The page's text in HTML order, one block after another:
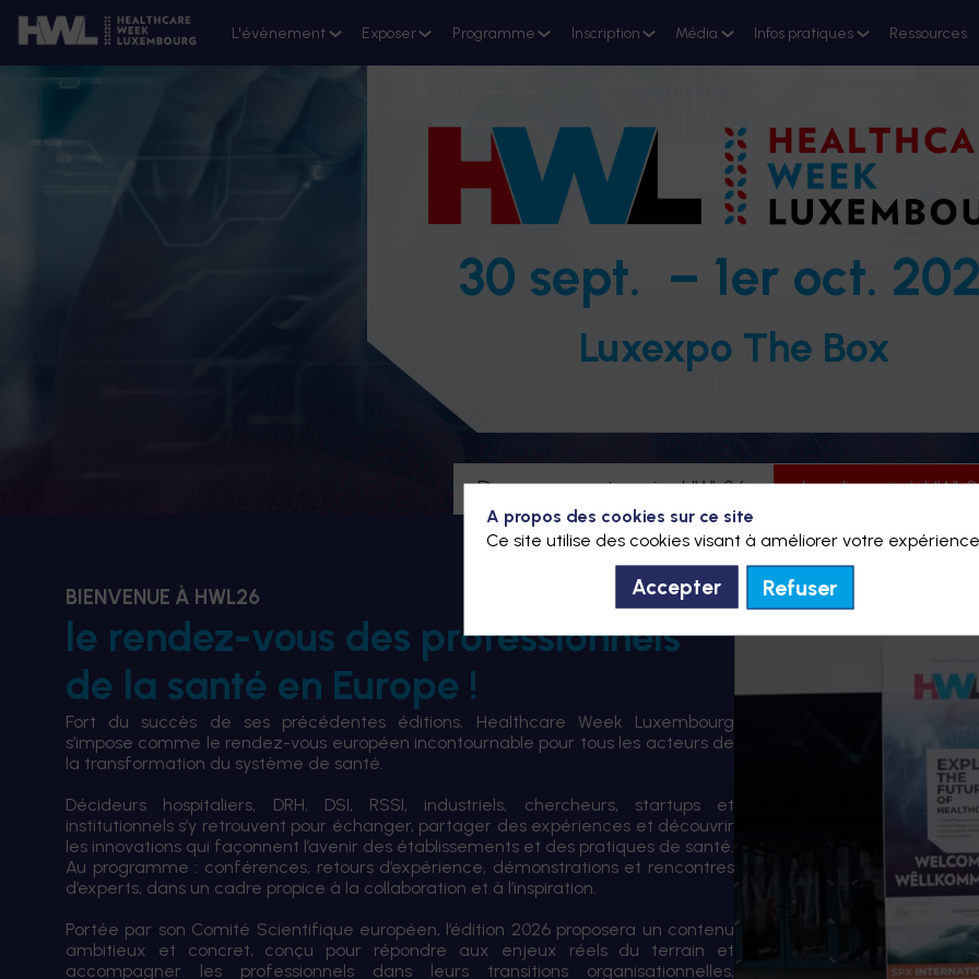
L'évènement Exposer Programme Inscription Média Infos pratiques Ressources
30 sept. – 1er oct.
Luxexpo The Box
Devenez partenaire HWL26 Je m'inscris à
BIENVENUE À HWL26
le rendez-vous des professionnels
de la santé en Europe !
Fort du succès de ses précédentes éditions, Healthcare Week Luxembourg
s’impose comme le rendez-vous européen incontournable pour tous les acteurs de
la transformation du système de santé.
Décideurs hospitaliers, DRH, DSI, RSSI, industriels, chercheurs, startups et
institutionnels s’y retrouvent pour échanger, partager des expériences et découvrir
les innovations qui façonnent l’avenir des établissements et des pratiques de santé.
Au programme : conférences, retours d’expérience, démonstrations et rencontres
d’experts, dans un cadre propice à la collaboration et à l’inspiration.
Portée par son Comité Scientifique européen, l’édition 2026 proposera un contenu
ambitieux et concret, conçu pour répondre aux enjeux réels du terrain et
accompagner les professionnels dans leurs transitions organisationnelles,
A propos des cookies sur ce site
Ce site utilise des cookies visant à améliorer votre
Accepter Refuser